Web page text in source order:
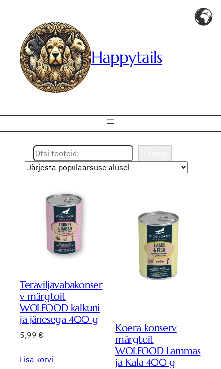
Happytails
Otsing
Teraviljavabakonser
v märgtoit
WOLFOOD kalkuni
ja jänesega 400 g
5,99 €
Lisa korvi
Koera konserv
märgtoit
WOLFOOD Lammas
ja Kala 400 g